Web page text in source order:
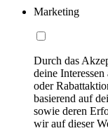
Marketing
Durch das
deine
oder
basierend auf
sowie deren
wir auf dieser